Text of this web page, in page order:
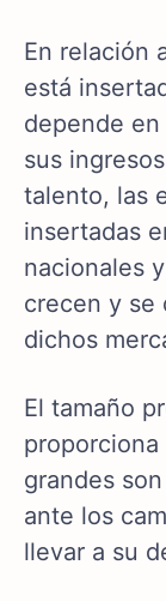
En relación
está
depende
sus
talento, las
insertadas
nacionales
crecen y se
dichos
El tamaño
proporciona
grandes
ante los
llevar a su